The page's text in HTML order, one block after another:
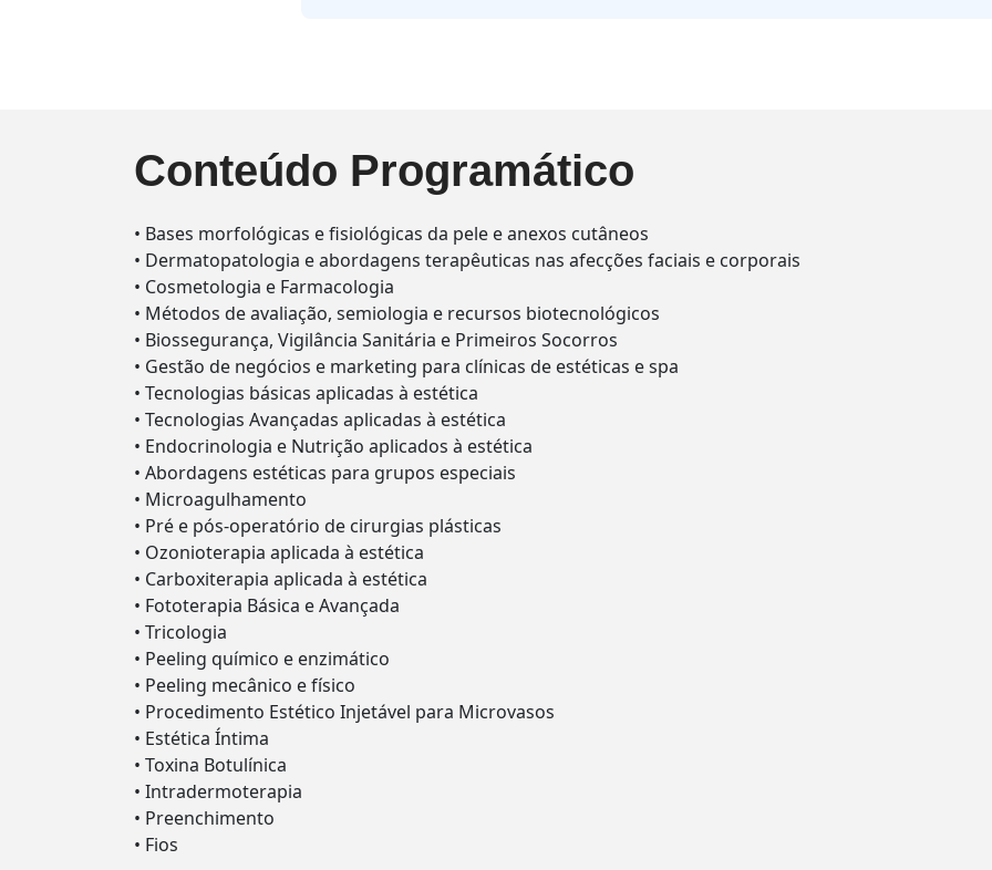
Conteúdo Programático
• Bases morfológicas e fisiológicas da pele e anexos cutâneos
• Dermatopatologia e abordagens terapêuticas nas afecções faciais e corporais
• Cosmetologia e Farmacologia
• Métodos de avaliação, semiologia e recursos biotecnológicos
• Biossegurança, Vigilância Sanitária e Primeiros Socorros
• Gestão de negócios e marketing para clínicas de estéticas e spa
• Tecnologias básicas aplicadas à estética
• Tecnologias Avançadas aplicadas à estética
• Endocrinologia e Nutrição aplicados à estética
• Abordagens estéticas para grupos especiais
• Microagulhamento
• Pré e pós-operatório de cirurgias plásticas
• Ozonioterapia aplicada à estética
• Carboxiterapia aplicada à estética
• Fototerapia Básica e Avançada
• Tricologia
• Peeling químico e enzimático
• Peeling mecânico e físico
• Procedimento Estético Injetável para Microvasos
• Estética Íntima
• Toxina Botulínica
• Intradermoterapia
• Preenchimento
• Fios